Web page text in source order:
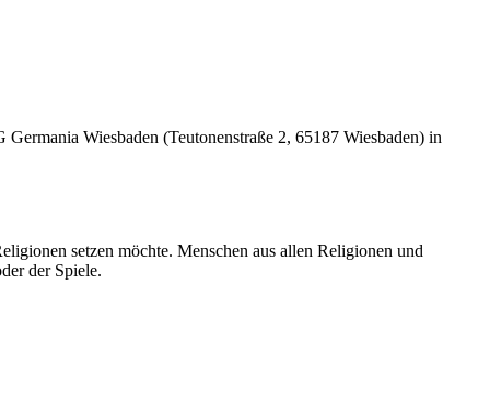
Wiesbaden (Teutonenstraße 2, 65187 Wiesbaden) in
setzen möchte. Menschen aus allen Religionen und
der Spiele.